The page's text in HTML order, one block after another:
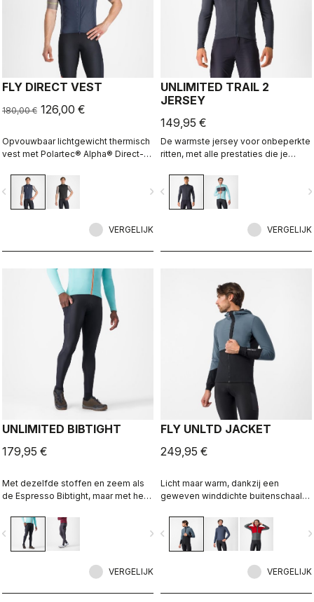
FLY DIRECT VEST
180,00 € 126,00 €
Opvouwbaar lichtgewicht thermisch
vest met Polartec® Alpha® Direct-
navigate_next
VERGELIJK
UNLIMITED TRAIL 2
JERSEY
149,95 €
De warmste jersey voor onbeperkte
ritten, met alle prestaties die je
navigate_before
VERGELIJK
UNLIMITED BIBTIGHT
179,95 €
Met dezelfde stoffen en zeem als
de Espresso Bibtight, maar met het
Thermoflex-stof is ideaal voor
koele tot koude omstandigheden.
navigate_next
VERGELIJK
FLY UNLTD JACKET
249,95 €
Licht maar warm, dankzij een
geweven winddichte buitenschaal
binnenkant. Functioneel op de fiets,
casual naast de fiets.
navigate_before
VERGELIJK